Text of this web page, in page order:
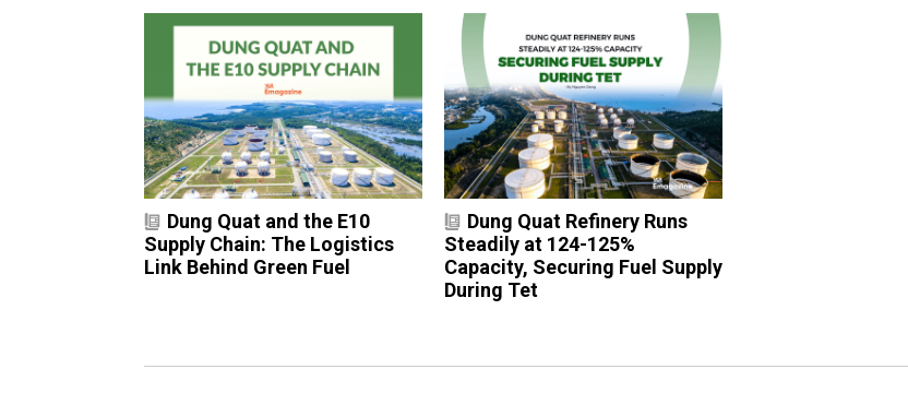
Dung Quat and the E10
Supply Chain: The Logistics
Link Behind Green Fuel
Dung Quat Refinery Runs
Steadily at 124-125%
Capacity, Securing Fuel Supply
During Tet